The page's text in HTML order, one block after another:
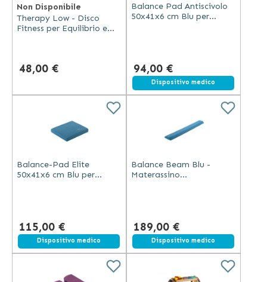
Non Disponibile
Therapy Low - Disco
Fitness per Equilibrio e
48,00 €
Balance Pad Antiscivolo
50x41x6 cm Blu per
94,00 €
Dispositivo medico
Balance-Pad Elite
50x41x6 cm Blu per
115,00 €
Dispositivo medico
Balance Beam Blu -
Materassino
189,00 €
Dispositivo medico